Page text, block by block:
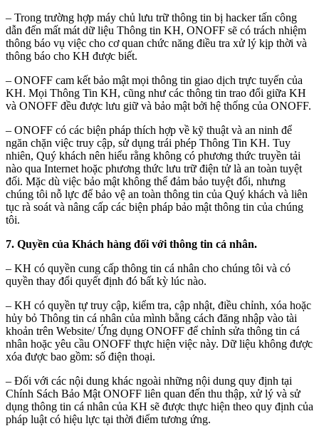
– Trong trường hợp máy chủ lưu trữ thông tin bị hacker tấn công
dẫn đến mất mát dữ liệu Thông tin KH, ONOFF sẽ có trách nhiệm
thông báo vụ việc cho cơ quan chức năng điều tra xử lý kịp thời và
thông báo cho KH được biết.
– ONOFF cam kết bảo mật mọi thông tin giao dịch trực tuyến của
KH. Mọi Thông Tin KH, cũng như các thông tin trao đổi giữa KH
và ONOFF đều được lưu giữ và bảo mật bởi hệ thống của ONOFF.
– ONOFF có các biện pháp thích hợp về kỹ thuật và an ninh để
ngăn chặn việc truy cập, sử dụng trái phép Thông Tin KH. Tuy
nhiên, Quý khách nên hiểu rằng không có phương thức truyền tải
nào qua Internet hoặc phương thức lưu trữ điện tử là an toàn tuyệt
đối. Mặc dù việc bảo mật không thể đảm bảo tuyệt đối, nhưng
chúng tôi nỗ lực để bảo vệ an toàn thông tin của Quý khách và liên
tục rà soát và nâng cấp các biện pháp bảo mật thông tin của chúng
tôi.
7. Quyền của Khách hàng đối với thông tin cá nhân.
– KH có quyền cung cấp thông tin cá nhân cho chúng tôi và có
quyền thay đổi quyết định đó bất kỳ lúc nào.
– KH có quyền tự truy cập, kiểm tra, cập nhật, điều chỉnh, xóa hoặc
hủy bỏ Thông tin cá nhân của mình bằng cách đăng nhập vào tài
khoản trên Website/ Ứng dụng ONOFF để chỉnh sửa thông tin cá
nhân hoặc yêu cầu ONOFF thực hiện việc này. Dữ liệu không được
xóa được bao gồm: số điện thoại.
– Đối với các nội dung khác ngoài những nội dung quy định tại
Chính Sách Bảo Mật ONOFF liên quan đến thu thập, xử lý và sử
dụng thông tin cá nhân của KH sẽ được thực hiện theo quy định của
pháp luật có hiệu lực tại thời điểm tương ứng.